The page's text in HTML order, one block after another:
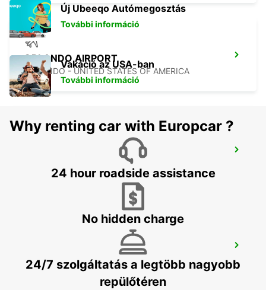
ORLANDO AIRPORT
ORLANDO - UNITED STATES OF AMERICA
CANCUN C MUJERES GRAND
CANCUN - MEXICO
CANCUN C MUJERES TRS CO
CANCUN - MEXICO
Új Ubeeqo Autómegosztás
További információ
Vakáció az USA-ban
További információ
Why renting car with Europcar ?
24 hour roadside assistance
No hidden charge
24/7 szolgáltatás a legtöbb nagyobb
repülőtéren